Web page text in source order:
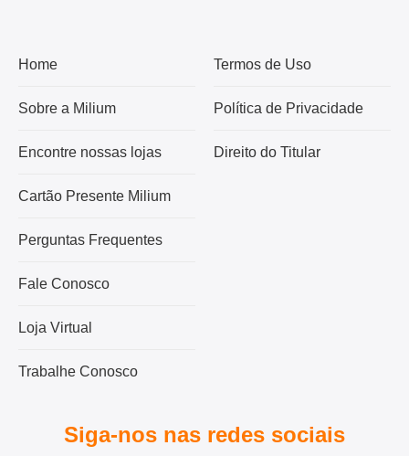
Home
Sobre a Milium
Encontre nossas lojas
Cartão Presente Milium
Perguntas Frequentes
Fale Conosco
Loja Virtual
Trabalhe Conosco
Termos de Uso
Política de Privacidade
Direito do Titular
Siga-nos nas redes sociais